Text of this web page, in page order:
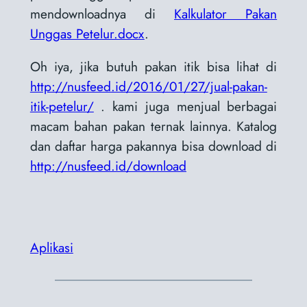
mendownloadnya di Kalkulator Pakan
Unggas Petelur.docx.
Oh iya, jika butuh pakan itik bisa lihat di
http://nusfeed.id/2016/01/27/jual-pakan-
itik-petelur/. kami juga menjual berbagai
macam bahan pakan ternak lainnya. Katalog
dan daftar harga pakannya bisa download di
http://nusfeed.id/download
Aplikasi